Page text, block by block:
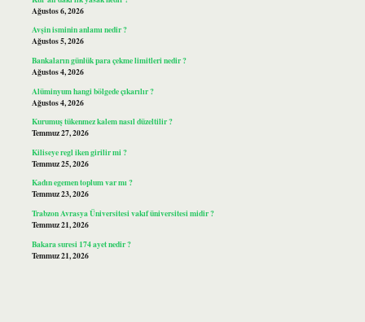
Ağustos 6, 2026
Avşin isminin anlamı nedir ?
Ağustos 5, 2026
Bankaların günlük para çekme limitleri nedir ?
Ağustos 4, 2026
Alüminyum hangi bölgede çıkarılır ?
Ağustos 4, 2026
Kurumuş tükenmez kalem nasıl düzeltilir ?
Temmuz 27, 2026
Kiliseye regl iken girilir mi ?
Temmuz 25, 2026
Kadın egemen toplum var mı ?
Temmuz 23, 2026
Trabzon Avrasya Üniversitesi vakıf üniversitesi midir ?
Temmuz 21, 2026
Bakara suresi 174 ayet nedir ?
Temmuz 21, 2026